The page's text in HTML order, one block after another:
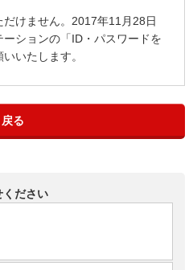
けません。2017年11月28日
ーションの「ID・パスワードを
いたします。
戻る
ください